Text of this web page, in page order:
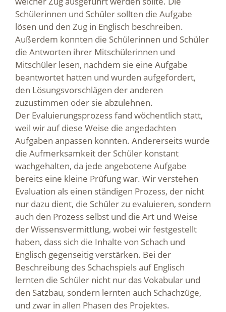
Schülerinnen und Schüler sollten die Aufgabe
lösen und den Zug in Englisch beschreiben.
Außerdem konnten die Schülerinnen und Schüler
die Antworten ihrer Mitschülerinnen und
Mitschüler lesen, nachdem sie eine Aufgabe
beantwortet hatten und wurden aufgefordert,
den Lösungsvorschlägen der anderen
zuzustimmen oder sie abzulehnen.
Der Evaluierungsprozess fand wöchentlich statt,
weil wir auf diese Weise die angedachten
Aufgaben anpassen konnten. Andererseits wurde
die Aufmerksamkeit der Schüler konstant
wachgehalten, da jede angebotene Aufgabe
bereits eine kleine Prüfung war. Wir verstehen
Evaluation als einen ständigen Prozess, der nicht
nur dazu dient, die Schüler zu evaluieren, sondern
auch den Prozess selbst und die Art und Weise
der Wissensvermittlung, wobei wir festgestellt
haben, dass sich die Inhalte von Schach und
Englisch gegenseitig verstärken. Bei der
Beschreibung des Schachspiels auf Englisch
lernten die Schüler nicht nur das Vokabular und
den Satzbau, sondern lernten auch Schachzüge,
und zwar in allen Phasen des Projektes.